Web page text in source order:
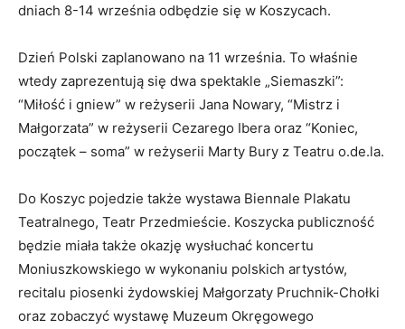
dniach 8-14 września odbędzie się w Koszycach.
Dzień Polski zaplanowano na 11 września. To właśnie
wtedy zaprezentują się dwa spektakle „Siemaszki”:
“Miłość i gniew” w reżyserii Jana Nowary, “Mistrz i
Małgorzata” w reżyserii Cezarego Ibera oraz “Koniec,
początek – soma” w reżyserii Marty Bury z Teatru o.de.la.
Do Koszyc pojedzie także wystawa Biennale Plakatu
Teatralnego, Teatr Przedmieście. Koszycka publiczność
będzie miała także okazję wysłuchać koncertu
Moniuszkowskiego w wykonaniu polskich artystów,
recitalu piosenki żydowskiej Małgorzaty Pruchnik-Chołki
oraz zobaczyć wystawę Muzeum Okręgowego